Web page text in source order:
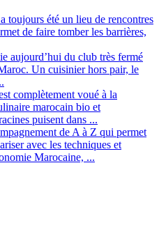
toujours été un lieu de rencontres
de faire tomber les barrières,
aujourd’hui du club très fermé
Un cuisinier hors pair, le
complètement voué à la
marocain bio et
puisent dans ...
de A à Z qui permet
avec les techniques et
Marocaine, ...